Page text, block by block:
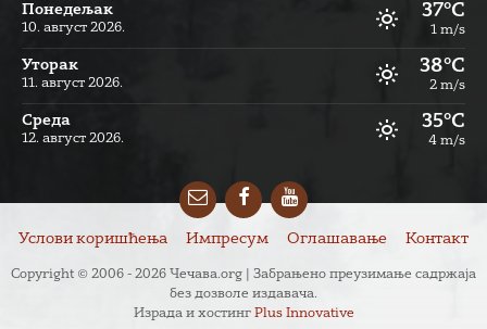
Понедељак
10. август 2026.
37°C
1 m/s
Уторак
11. август 2026.
38°C
2 m/s
Cреда
12. август 2026.
35°C
4 m/s
EmailFacebookYouTube
Услови коришћења Импресум Оглашавање Контакт
Copyright © 2006 - 2026 Чечава.org | Забрањено преузимање садржаја
без дозволе издавача.
Израда и хостинг Plus Innovative